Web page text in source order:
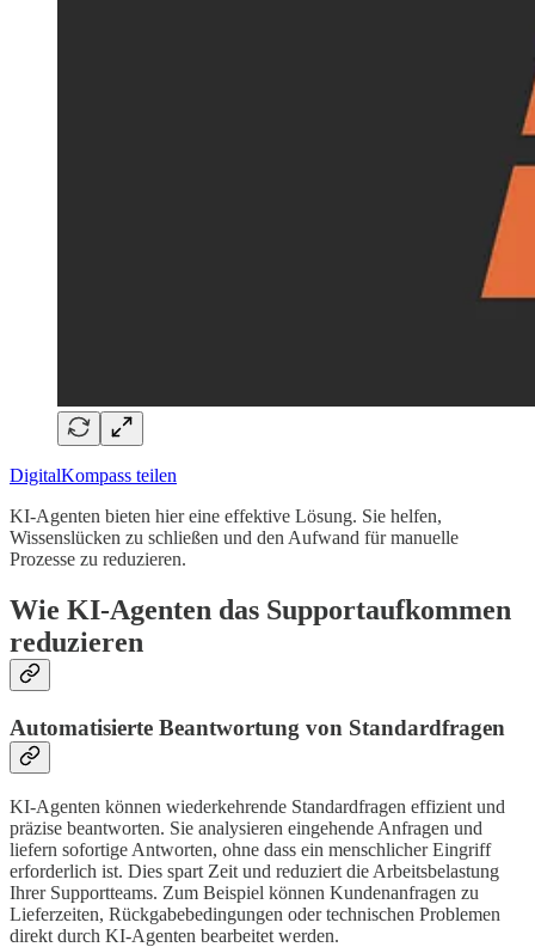
DigitalKompass teilen
KI-Agenten bieten hier eine effektive Lösung. Sie helfen,
Wissenslücken zu schließen und den Aufwand für manuelle
Prozesse zu reduzieren.
Wie KI-Agenten das Supportaufkommen
reduzieren
Automatisierte Beantwortung von Standardfragen
KI-Agenten können wiederkehrende Standardfragen effizient und
präzise beantworten. Sie analysieren eingehende Anfragen und
liefern sofortige Antworten, ohne dass ein menschlicher Eingriff
erforderlich ist. Dies spart Zeit und reduziert die Arbeitsbelastung
Ihrer Supportteams. Zum Beispiel können Kundenanfragen zu
Lieferzeiten, Rückgabebedingungen oder technischen Problemen
direkt durch KI-Agenten bearbeitet werden.